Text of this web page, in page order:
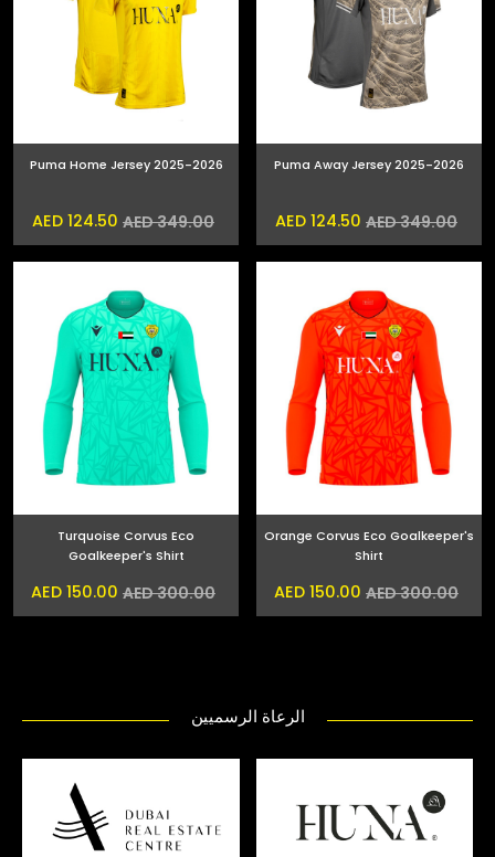
Puma Away Jersey 2025-2026
AED 349.00
Puma Home Jersey 2025-2026
AED 349.00
Orange Corvus Eco Goalkeeper's
Shirt
AED 300.00
Turquoise Corvus Eco
Goalkeeper's Shirt
AED 300.00
الرعاة الرسميين